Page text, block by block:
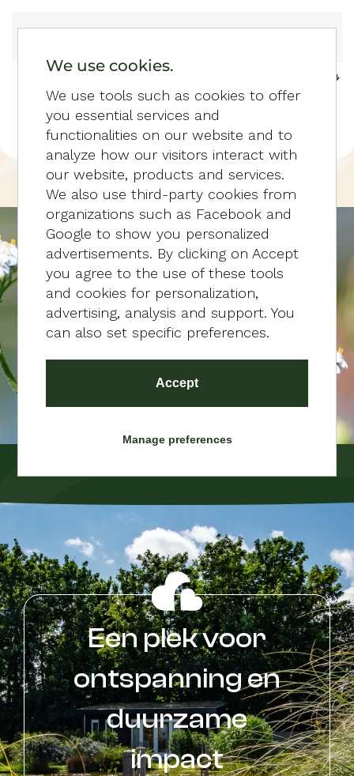
HOME FOTOGALERIJ
Een plek voor
ontspanning en
duurzame
impact
We use cookies.
We use tools such as cookies to offer
you essential services and
functionalities on our website and to
analyze how our visitors interact with
our website, products and services.
We also use third-party cookies from
organizations such as Facebook and
Google to show you personalized
advertisements. By clicking on Accept
you agree to the use of these tools
and cookies for personalization,
advertising, analysis and support. You
can also set specific preferences.
Accept
Manage preferences